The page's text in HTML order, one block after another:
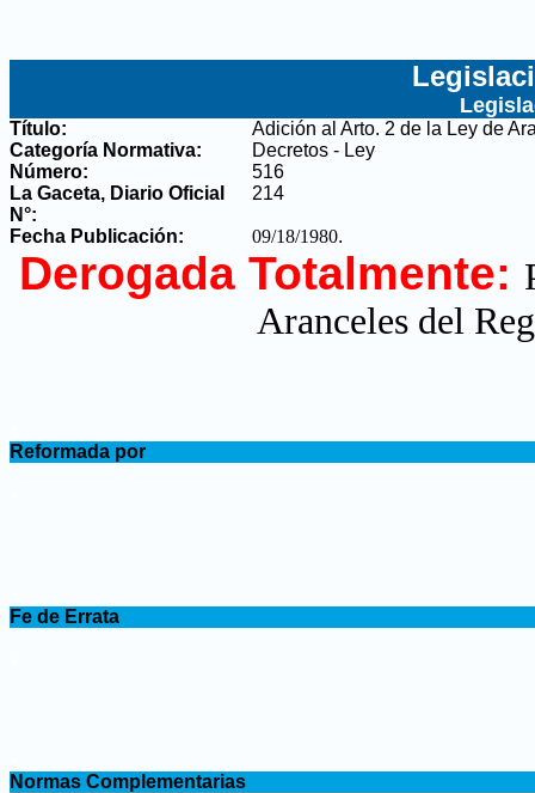
Título:
Adición al Arto. 2 de la Ley de
Categoría Normativa:
Decretos - Ley
Número:
516
La Gaceta, Diario Oficial
N°:
214
Fecha Publicación: 09/18/1980.
Derogada Totalmente:
Aranceles del
Reformada por
Fe de Errata
Normas Complementarias